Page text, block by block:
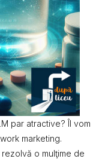
par atractive? Îl vom
marketing.
o mulţime de